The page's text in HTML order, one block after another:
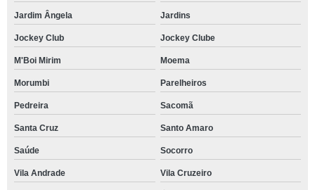
Jardim Ângela Jardins
Jockey Club Jockey Clube
M'Boi Mirim Moema
Morumbi Parelheiros
Pedreira Sacomã
Santa Cruz Santo Amaro
Saúde Socorro
Vila Andrade Vila Cruzeiro